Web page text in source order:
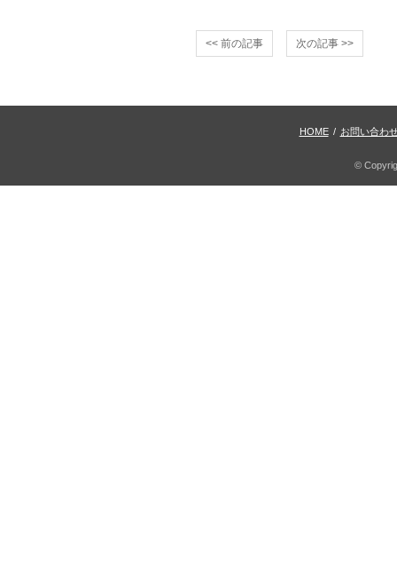
<< 前の記事 次の記事 >>
HOME / お問い合わ
©